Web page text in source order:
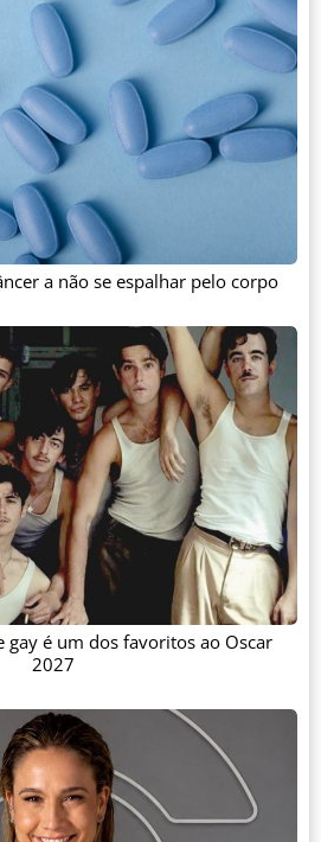
a não se espalhar pelo corpo
gay é um dos favoritos ao Oscar
2027